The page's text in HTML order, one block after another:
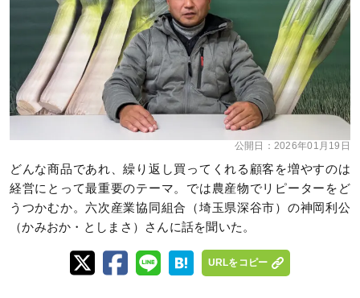
公開日： 2026年01月19日
どんな商品であれ、繰り返し買ってくれる顧客を増やすのは
経営にとって最重要のテーマ。では農産物でリピーターをど
うつかむか。六次産業協同組合（埼玉県深谷市）の神岡利公
（かみおか・としまさ）さんに話を聞いた。
URLをコピー